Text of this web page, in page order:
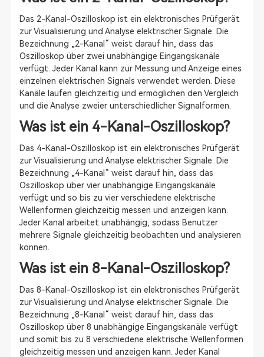
Das 2-Kanal-Oszilloskop ist ein elektronisches Prüfgerät
zur Visualisierung und Analyse elektrischer Signale. Die
Bezeichnung „2-Kanal“ weist darauf hin, dass das
Oszilloskop über zwei unabhängige Eingangskanäle
verfügt. Jeder Kanal kann zur Messung und Anzeige eines
einzelnen elektrischen Signals verwendet werden. Diese
Kanäle laufen gleichzeitig und ermöglichen den Vergleich
und die Analyse zweier unterschiedlicher Signalformen.
Was ist ein 4-Kanal-Oszilloskop?
Das 4-Kanal-Oszilloskop ist ein elektronisches Prüfgerät
zur Visualisierung und Analyse elektrischer Signale. Die
Bezeichnung „4-Kanal“ weist darauf hin, dass das
Oszilloskop über vier unabhängige Eingangskanäle
verfügt und so bis zu vier verschiedene elektrische
Wellenformen gleichzeitig messen und anzeigen kann.
Jeder Kanal arbeitet unabhängig, sodass Benutzer
mehrere Signale gleichzeitig beobachten und analysieren
können.
Was ist ein 8-Kanal-Oszilloskop?
Das 8-Kanal-Oszilloskop ist ein elektronisches Prüfgerät
zur Visualisierung und Analyse elektrischer Signale. Die
Bezeichnung „8-Kanal“ weist darauf hin, dass das
Oszilloskop über 8 unabhängige Eingangskanäle verfügt
und somit bis zu 8 verschiedene elektrische Wellenformen
gleichzeitig messen und anzeigen kann. Jeder Kanal